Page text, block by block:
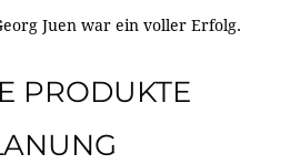
Juen war ein voller Erfolg.
PRODUKTE